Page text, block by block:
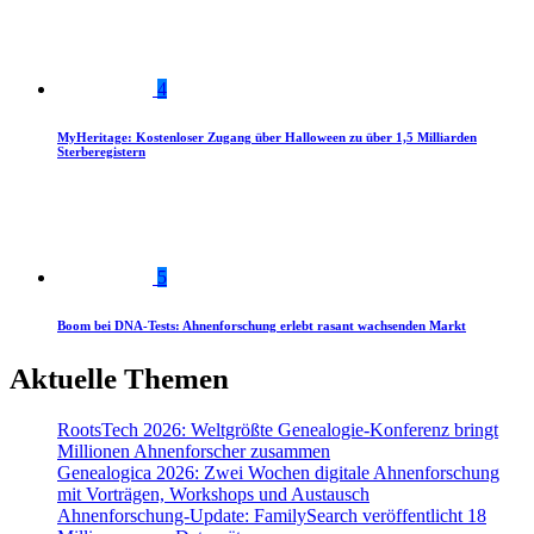
4
MyHeritage: Kostenloser Zugang über Halloween zu über 1,5 Milliarden
Sterberegistern
5
Boom bei DNA-Tests: Ahnenforschung erlebt rasant wachsenden Markt
Aktuelle Themen
RootsTech 2026: Weltgrößte Genealogie-Konferenz bringt
Millionen Ahnenforscher zusammen
Genealogica 2026: Zwei Wochen digitale Ahnenforschung
mit Vorträgen, Workshops und Austausch
Ahnenforschung-Update: FamilySearch veröffentlicht 18